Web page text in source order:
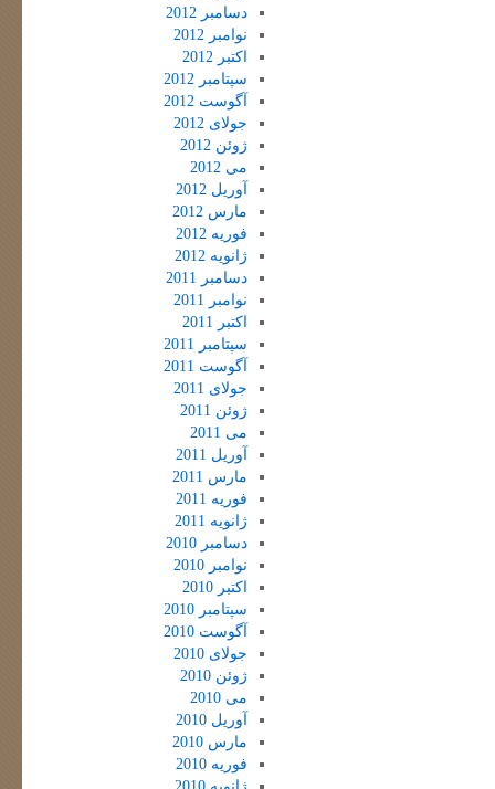
دسامبر 2012
نوامبر 2012
اکتبر 2012
سپتامبر 2012
آگوست 2012
جولای 2012
ژوئن 2012
می 2012
آوریل 2012
مارس 2012
فوریه 2012
ژانویه 2012
دسامبر 2011
نوامبر 2011
اکتبر 2011
سپتامبر 2011
آگوست 2011
جولای 2011
ژوئن 2011
می 2011
آوریل 2011
مارس 2011
فوریه 2011
ژانویه 2011
دسامبر 2010
نوامبر 2010
اکتبر 2010
سپتامبر 2010
آگوست 2010
جولای 2010
ژوئن 2010
می 2010
آوریل 2010
مارس 2010
فوریه 2010